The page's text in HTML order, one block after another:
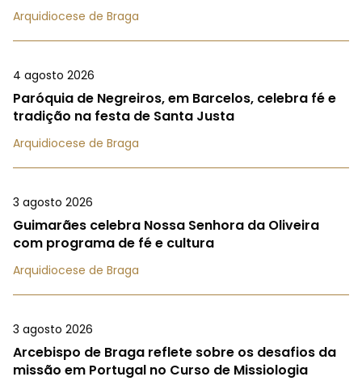
Arquidiocese de Braga
4 agosto 2026
Paróquia de Negreiros, em Barcelos, celebra fé e
tradição na festa de Santa Justa
Arquidiocese de Braga
3 agosto 2026
Guimarães celebra Nossa Senhora da Oliveira
com programa de fé e cultura
Arquidiocese de Braga
3 agosto 2026
Arcebispo de Braga reflete sobre os desafios da
missão em Portugal no Curso de Missiologia